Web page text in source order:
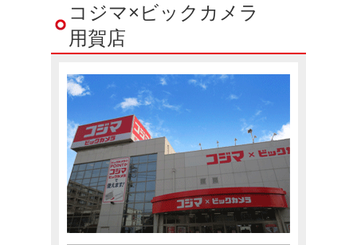
コジ坊＆マコちゃんのLINEスタンプ好評販売中！
【東京都】東京アプリ生活応援事業スタート
2月2日(月)～8月20日(木)
エアコン2027年問題！
12月23日(火)～12月31日(木)
コジマ×ビックカメラ
用賀店